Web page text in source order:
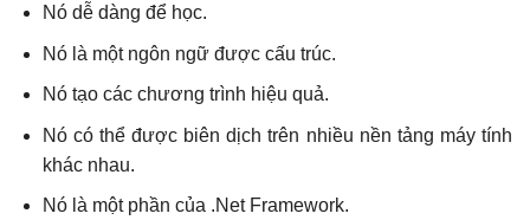
Nó dễ dàng để học.
Nó là một ngôn ngữ được cấu trúc.
Nó tạo các chương trình hiệu quả.
Nó có thể được biên dịch trên nhiều nền tảng máy tính
khác nhau.
Nó là một phần của .Net Framework.